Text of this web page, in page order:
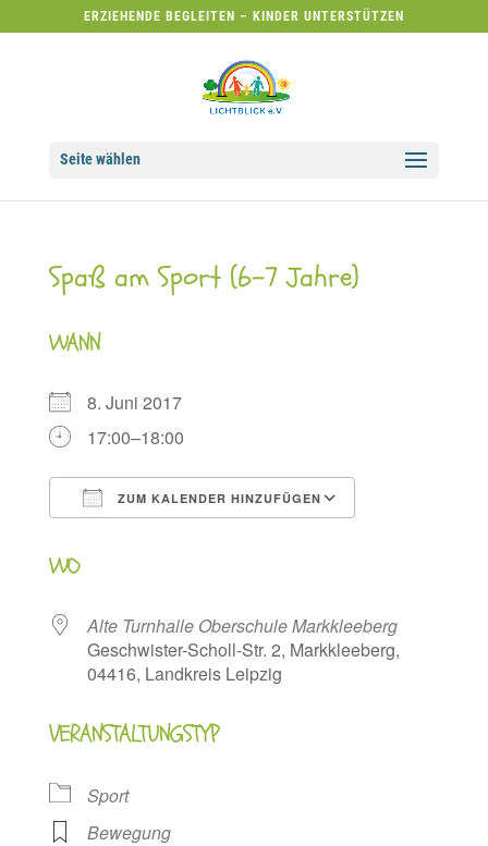
ERZIEHENDE BEGLEITEN – KINDER UNTERSTÜTZEN
Seite wählen
Spaß am Sport (6-7 Jahre)
WANN
8. Juni 2017
17:00–18:00
ZUM KALENDER HINZUFÜGEN
WO
Alte Turnhalle Oberschule Markkleeberg
Geschwister-Scholl-Str. 2, Markkleeberg,
04416, Landkreis Leipzig
VERANSTALTUNGSTYP
Sport
Bewegung